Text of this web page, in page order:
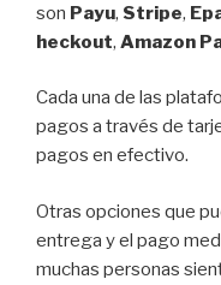
son Payu, Stripe,
heckout, Amazon
Cada una de las
pagos a través de
pagos en efectivo.
Otras opciones que
entrega y el pago
muchas personas